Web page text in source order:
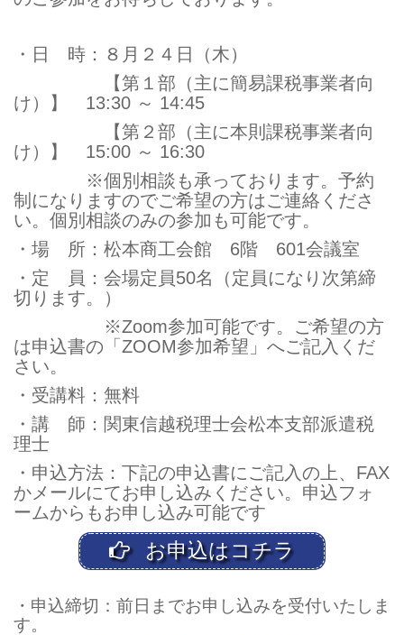
・日 時：８月２４日（木）
【第１部（主に簡易課税事業者向
け）】 13:30 ～ 14:45
【第２部（主に本則課税事業者向
け）】 15:00 ～ 16:30
※個別相談も承っております。予約
制になりますのでご希望の方はご連絡くださ
い。個別相談のみの参加も可能です。
・場 所：松本商工会館 6階 601会議室
・定 員：会場定員50名（定員になり次第締
切ります。）
※Zoom参加可能です。ご希望の方
は申込書の「ZOOM参加希望」へご記入くだ
さい。
・受講料：無料
・講 師：関東信越税理士会松本支部派遣税
理士
・申込方法：下記の申込書にご記入の上、FAX
かメールにてお申し込みください。申込フォ
ームからもお申し込み可能です
お申込はコチラ
・申込締切：前日までお申し込みを受付いたしま
す。